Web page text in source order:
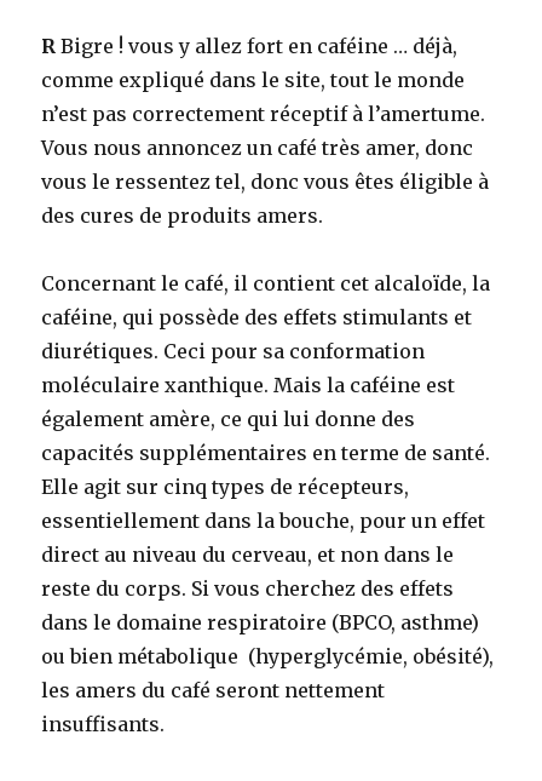
RBigre ! vous y allez fort en caféine … déjà,
comme expliqué dans le site, tout le monde
n’est pas correctement réceptif à l’amertume.
Vous nous annoncez un café très amer, donc
vous le ressentez tel, donc vous êtes éligible à
des cures de produits amers.
Concernant le café, il contient cet alcaloïde, la
caféine, qui possède des effets stimulants et
diurétiques. Ceci pour sa conformation
moléculaire xanthique. Mais la caféine est
également amère, ce qui lui donne des
capacités supplémentaires en terme de santé.
Elle agit sur cinq types de récepteurs,
essentiellement dans la bouche, pour un effet
direct au niveau du cerveau, et non dans le
reste du corps. Si vous cherchez des effets
dans le domaine respiratoire (BPCO, asthme)
ou bien métabolique (hyperglycémie, obésité),
les amers du café seront nettement
insuffisants.